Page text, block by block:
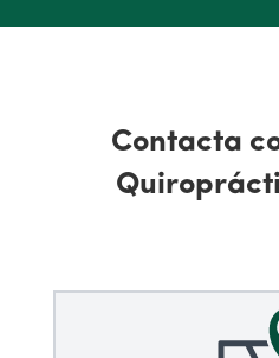
Contacta